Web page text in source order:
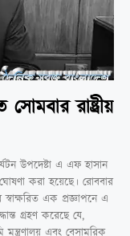
রাষ্ট্রীয়
উপদেষ্টা এ এফ হাসান
করা হয়েছে। রোববার
এক প্রজ্ঞাপনে এ
গ্রহণ করেছে যে,
মন্ত্রণালয় এবং বেসামরিক